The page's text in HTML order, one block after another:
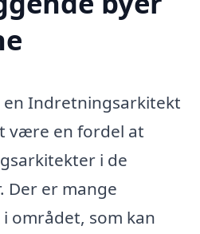
en Indretningsarkitekt
være en fordel at
i de
er mange
området, som kan